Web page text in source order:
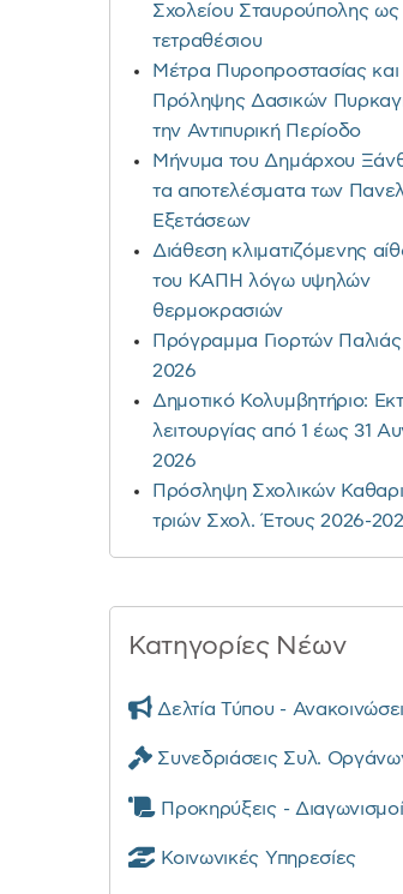
Σχολείου Σταυρούπολης ως
τετραθέσιου
Μέτρα Πυροπροστασίας και
Πρόληψης Δασικών
την Αντιπυρική Περίοδο
Μήνυμα του Δημάρχου
τα αποτελέσματα των
Εξετάσεων
Διάθεση κλιματιζόμενης
του ΚΑΠΗ λόγω υψηλών
θερμοκρασιών
Πρόγραμμα Γιορτών
2026
Δημοτικό Κολυμβητήριο:
λειτουργίας από 1 έως 31
2026
Πρόσληψη Σχολικών
τριών Σχολ. Έτους 2026-
Κατηγορίες Νέων
Δελτία Τύπου -
Συνεδριάσεις Συλ.
Προκηρύξεις - Διαγωνισμοί
Κοινωνικές Υπηρεσίες